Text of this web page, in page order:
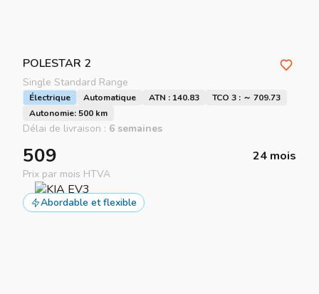
POLESTAR 2
Single Standard Range
Électrique Automatique ATN : 140.83
TCO 3 : ～ 709.73
Autonomie: 500 km
Délai de livraison : 6 semaines
509 24 mois
Prix par mois HTVA
Abordable et flexible